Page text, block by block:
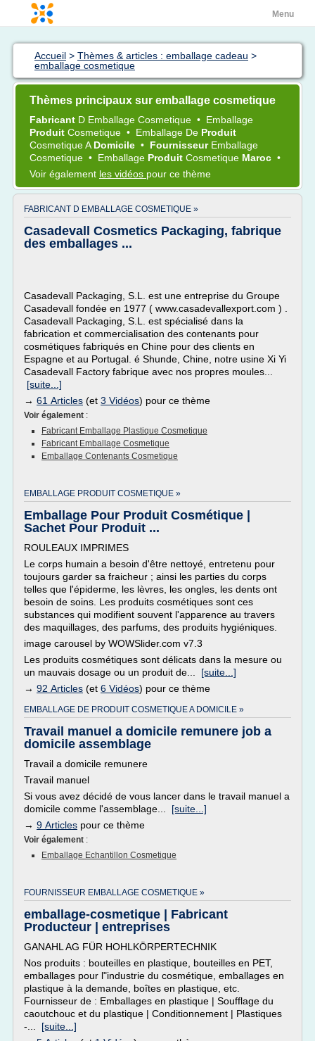
Menu
Accueil > Thèmes & articles : emballage cadeau >
emballage cosmetique
Thèmes principaux sur emballage cosmetique
Fabricant D Emballage Cosmetique • Emballage
Produit Cosmetique • Emballage De Produit
CosmetiqueA Domicile • Fournisseur Emballage
Cosmetique • Emballage Produit Cosmetique Maroc •
Voir également les vidéos pour ce thème
FABRICANT D EMBALLAGE COSMETIQUE »
Casadevall Cosmetics Packaging, fabrique
des emballages ...
Casadevall Packaging, S.L. est une entreprise du Groupe
Casadevall fondée en 1977 ( www.casadevallexport.com ) .
Casadevall Packaging, S.L. est spécialisé dans la
fabrication et commercialisation des contenants pour
cosmétiques fabriqués en Chine pour des clients en
Espagne et au Portugal. é Shunde, Chine, notre usine Xi Yi
Casadevall Factory fabrique avec nos propres moules...
[suite...]
→ 61 Articles (et 3 Vidéos) pour ce thème
Voir également :
Fabricant Emballage Plastique Cosmetique
Fabricant Emballage Cosmetique
Emballage Contenants Cosmetique
EMBALLAGE PRODUIT COSMETIQUE »
Emballage Pour Produit Cosmétique |
Sachet Pour Produit ...
ROULEAUX IMPRIMES
Le corps humain a besoin d'être nettoyé, entretenu pour
toujours garder sa fraicheur ; ainsi les parties du corps
telles que l'épiderme, les lèvres, les ongles, les dents ont
besoin de soins. Les produits cosmétiques sont ces
substances qui modifient souvent l'apparence au travers
des maquillages, des parfums, des produits hygiéniques.
image carousel by WOWSlider.com v7.3
Les produits cosmétiques sont délicats dans la mesure ou
un mauvais dosage ou un produit de... [suite...]
→ 92 Articles (et 6 Vidéos) pour ce thème
EMBALLAGE DE PRODUIT COSMETIQUE A DOMICILE »
Travail manuel a domicile remunere job a
domicile assemblage
Travail a domicile remunere
Travail manuel
Si vous avez décidé de vous lancer dans le travail manuel a
domicile comme l'assemblage... [suite...]
→ 9 Articles pour ce thème
Voir également :
Emballage Echantillon Cosmetique
FOURNISSEUR EMBALLAGE COSMETIQUE »
emballage-cosmetique | Fabricant
Producteur | entreprises
GANAHL AG FÜR HOHLKÖRPERTECHNIK
Nos produits : bouteilles en plastique, bouteilles en PET,
emballages pour l"industrie du cosmétique, emballages en
plastique à la demande, boîtes en plastique, etc.
Fournisseur de : Emballages en plastique | Soufflage du
caoutchouc et du plastique | Conditionnement | Plastiques
-... [suite...]